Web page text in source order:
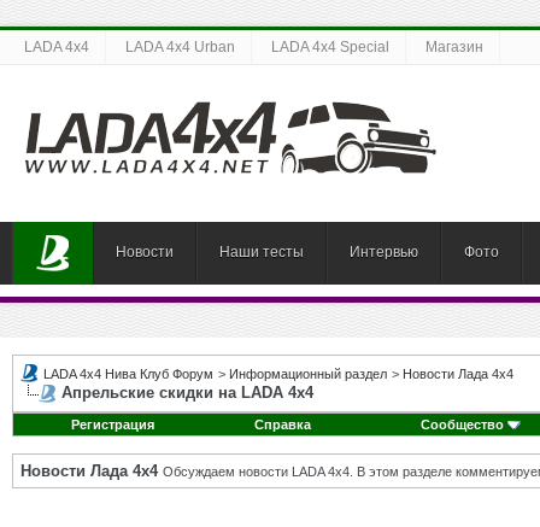
LADA 4x4 LADA 4x4 Urban LADA 4x4 Special Магазин
Новости Наши тесты Интервью Фото
LADA 4x4 Нива Клуб Форум > Информационный раздел > Новости Лада 4х4
Апрельские скидки на LADA 4х4
Регистрация Справка Сообщество
Новости Лада 4х4 Обсуждаем новости LADA 4x4. В этом разделе